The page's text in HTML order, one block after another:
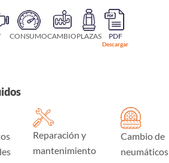
CONSUMOCAMBIOPLAZAS PDF
Descargar
Reparación y
mantenimiento
Cambio de
neumáticos